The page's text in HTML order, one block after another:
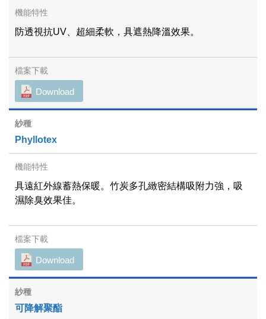
防透視抗UV、超細柔軟，具遮熱降溫效果。
Download
Phyllotex
具遠紅外線蓄熱保暖。竹炭多孔緻密結構吸附力強，吸
濕除臭效果佳。
Download
可降解聚酯